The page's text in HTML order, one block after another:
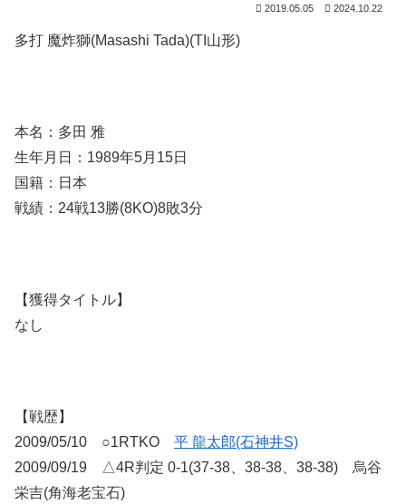
2019.05.05 2024.10.22
多打 魔炸獅(Masashi Tada)(TI山形)
本名：多田 雅
生年月日：1989年5月15日
国籍：日本
戦績：24戦13勝(8KO)8敗3分
【獲得タイトル】
なし
【戦歴】
2009/05/10 ○1RTKO 平 龍太郎(石神井S)
2009/09/19 △4R判定 0-1(37-38、38-38、38-38) 烏谷
栄吉(角海老宝石)